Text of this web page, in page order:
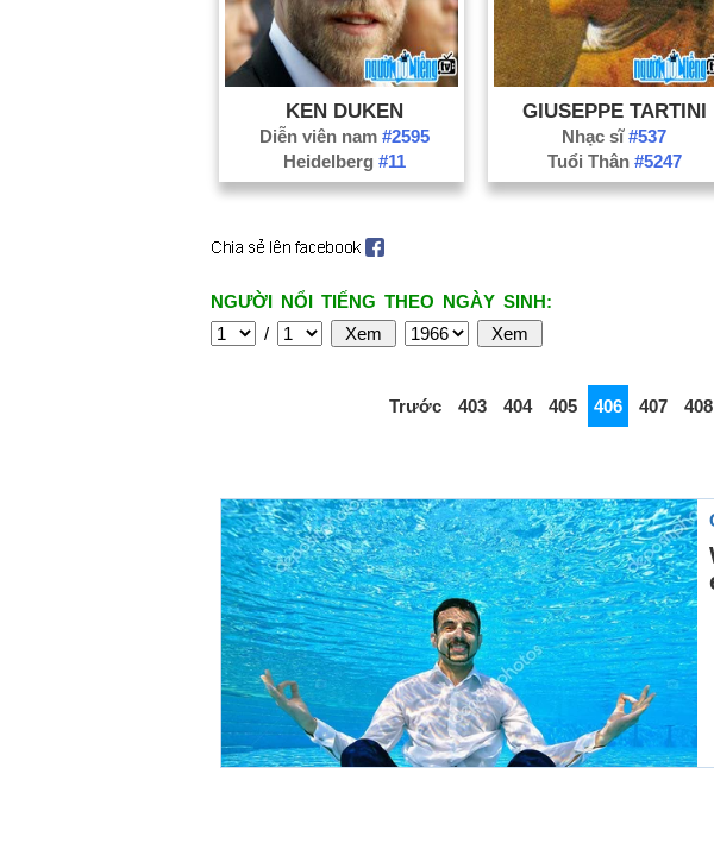
KEN DUKEN
Diễn viên nam#2595
Heidelberg#11
GIUSEPPE TARTINI
Nhạc sĩ#537
Tuổi Thân #5247
NGƯỜI NỔI TIẾNG THEO NGÀY SINH:
/
Trước 403 404 405 406 407 408